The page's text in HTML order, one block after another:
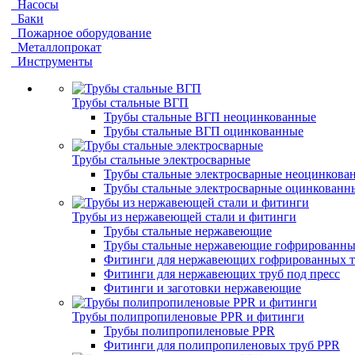
Насосы
Баки
Пожарное оборудование
Металлопрокат
Инструменты
Трубы стальные ВГП
Трубы стальные ВГП неоцинкованные
Трубы стальные ВГП оцинкованные
Трубы стальные электросварные
Трубы стальные электросварные
Трубы стальные электросварные
Трубы из нержавеющей стали и фитинги
Трубы стальные нержавеющие
Трубы стальные нержавеющие
Фитинги для нержавеющих гофрированных
Фитинги для нержавеющих труб под пресс
Фитинги и заготовки нержавеющие
Трубы полипропиленовые PPR и фитинги
Трубы полипропиленовые PPR
Фитинги для полипропиленовых труб PPR